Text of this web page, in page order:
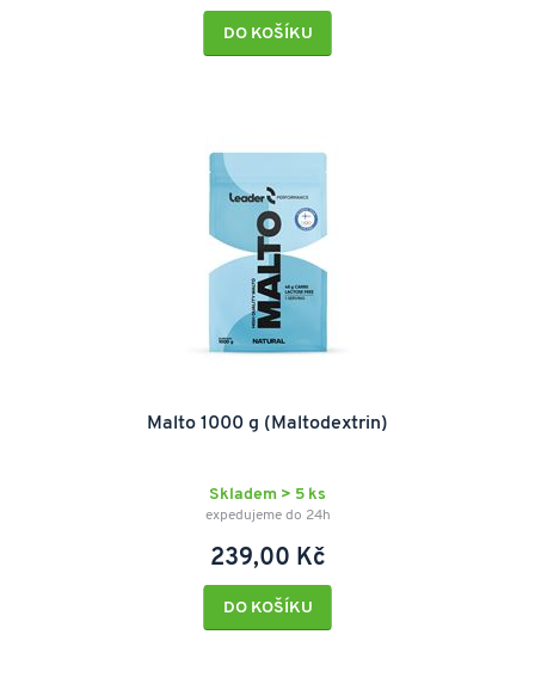
DO KOŠÍKU
Malto 1000 g (Maltodextrin)
Skladem > 5 ks
expedujeme do 24h
239,00 Kč
DO KOŠÍKU